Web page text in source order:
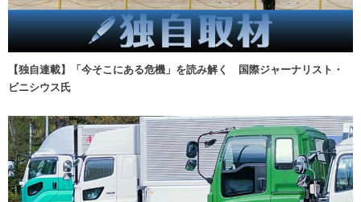
【独自連載】「今そこにある危機」を読み解く 国際ジャーナリスト・
ビニシウス氏